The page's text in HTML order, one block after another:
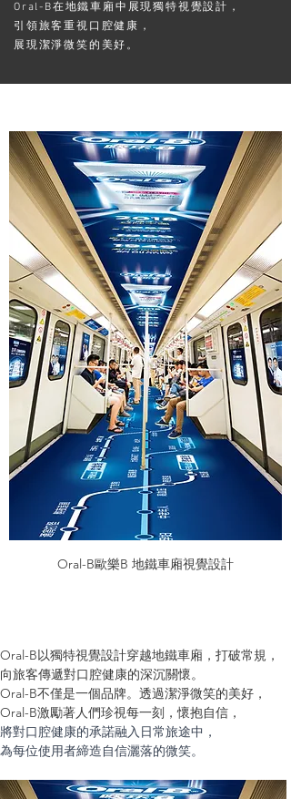
Oral-B在地鐵車廂中展現獨特視覺設計，
引領旅客重視口腔健康，
展現潔淨微笑的美好。
Oral-B歐樂B 地鐵車廂視覺設計
Oral-B以獨特視覺設計穿越地鐵車廂，打破常規，
向旅客傳遞對口腔健康的深沉關懷。
Oral-B不僅是一個品牌。透過潔淨微笑的美好，
Oral-B激勵著人們珍視每一刻，懷抱自信，
將對口腔健康的承諾融入日常旅途中，
為每位使用者締造自信灑落的微笑。